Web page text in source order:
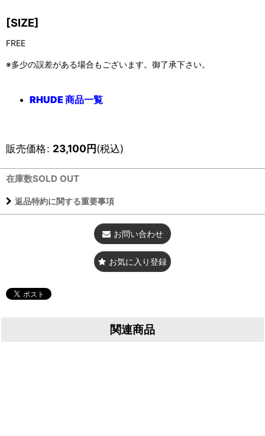
[SIZE]
FREE
※多少の誤差がある場合もございます。御了承下さい。
RHUDE 商品一覧
販売価格: 23,100円(税込)
在庫数SOLD OUT
返品特約に関する重要事項
お問い合わせ
お気に入り登録
関連商品